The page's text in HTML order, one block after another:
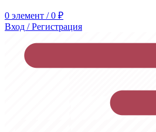
0 элемент / 0 ₽
Вход / Регистрация